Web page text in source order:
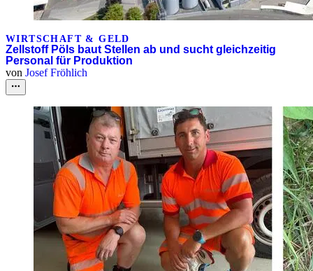
WIRTSCHAFT & GELD
Zellstoff Pöls baut Stellen ab und sucht gleichzeitig
Personal für Produktion
von Josef Fröhlich